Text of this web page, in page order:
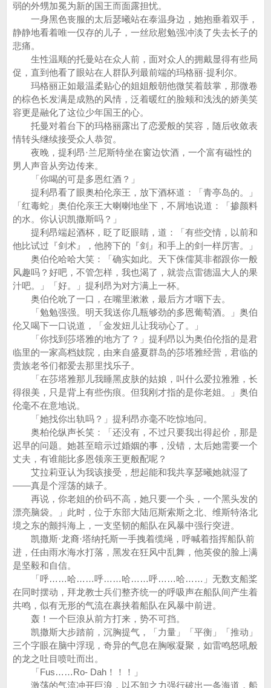
弱的外甥加冕为新的国王而面露担忧。
一身黑色丧服的太后瑟曦站在泰温身边，她抱垂着双手，
静静地看着唯一仅存的儿子，一丝欣慰勉强冲淡了失去长子的
悲痛。
生性温顺的托曼站在众人前，面对众人的拥戴显得有些局
促，直到他看了眼站在人群队列最前端的玛格丽·提利尔。
玛格丽正如最温柔贴心的姐姐般朝他微笑着鼓掌，那微卷
的棕色长发满是成熟的风情，泛着暖红的脸颊和浅浅的娇美笑
容更是融化了这位少年国王的心。
托曼对着台下的玛格丽露出了恋爱般的笑容，随后收敛表
情转头继续接受众人恭贺。
夜晚，提利昂·兰尼斯特坐在窗边饮酒，一个富有磁性的
男人声音从旁边传来。
「你喝的可是多恩红酒？」
提利昂看了眼奥柏伦亲王，放下酒杯道：「青亭岛的。」
「红毒蛇」奥伯伦亲王大喇喇地坐下，不屑地说道：「掺颜料
的水。你认识凯撒斯吗？」
提利昂端起酒杯，眨了眨眼睛，道：「有些交情，以前和
他比试过『剑术』，他胯下的『剑』和手上的剑一样厉害。」
奥伯伦哈哈大笑：「确实如此。天下侏儒莫非都跟你一般
风趣吗？好吧，不管怎样，我也渴了，就尝点雷德温大人的果
汁吧。」「好。」提利昂为对方满上一杯。
奥伯伦吮了一口，在嘴里漱漱，最后方才咽下去。
「勉勉强强。明天我送你几瓶够劲的多恩葡萄酒。」奥伯
伦又喝下一口说道，「金发妞儿让我动心了。」
「你找到莎塔雅的地方了？」提利昂以为奥伯伦指的是君
临里的一家高档妓院，由来自盛夏群岛的莎塔雅经营，君临的
贵族老爷们都爱去那里找乐子。
「在莎塔雅那儿我睡黑皮肤的姑娘，叫什么爱拉雅雅，长
得很美，只是背上有些伤痕。但我刚才指的是你老姐。」奥伯
伦毫不在意地说。
「她找你出轨吗？」提利昂亦毫不吃惊地问。
奥柏伦纵声长笑：「还没有，不过只要我出得起价，那是
迟早的问题。她甚至暗示过婚姻的事，没错，太后她需要一个
丈夫，有谁能比多恩领亲王更般配呢？
艾拉莉亚认为我该接受，想起能和我共享瑟曦她就湿了
——真是个淫荡的婊子。
再说，你老姐的价码不高，她只要一个头，一个黑头发的
漂亮脑袋。」此时，位于东部大陆厄斯索斯之北、维斯特洛北
境之东的颤抖海上，一支坚韧的船队在风暴中强行突进。
凯撒斯·龙裔·塔纳托斯一手拽着缆绳，呼喊着指挥船队前
进，任由雨水海水打落，黑发在狂风中乱舞，他英俊的脸上满
是坚毅和自信。
「呼……哈……呼……哈……呼……哈……」无数支船桨
在同时摆动，拜龙教士兵们整齐统一的呼吸声在船队间产生着
共鸣，似有无形的气流在裹挟着船队在风暴中前进。
轰！一个巨浪从前方打来，势不可挡。
凯撒斯大步踏前，沉胸提气，「力量」「平衡」「推动」
三个字眼在脑中浮现，奇异的气息在胸喉凝聚，如雷鸣怒吼般
的龙之吐目喷吐而出。
「Fus……Ro- Dah！！！」
激荡的气流冲开巨浪，以不卸之力强行破出一条海道，船